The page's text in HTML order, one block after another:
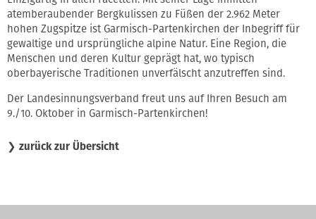
atemberaubender Bergkulissen zu Füßen der 2.962 Meter
hohen Zugspitze ist Garmisch-Partenkirchen der Inbegriff für
gewaltige und ursprüngliche alpine Natur. Eine Region, die
Menschen und deren Kultur geprägt hat, wo typisch
oberbayerische Traditionen unverfälscht anzutreffen sind.
Der Landesinnungsverband freut uns auf Ihren Besuch am
9./10. Oktober in Garmisch-Partenkirchen!
❯ zurück zur Übersicht